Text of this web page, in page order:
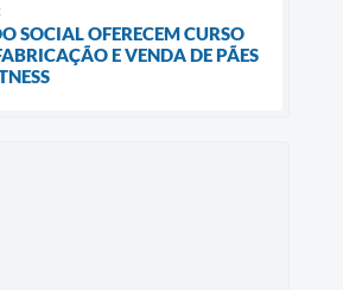
SOCIAL OFERECEM CURSO
E VENDA DE PÃES